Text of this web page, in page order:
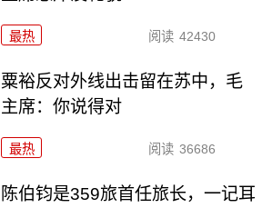
最热 阅读 42430
粟裕反对外线出击留在苏中，毛
主席：你说得对
最热 阅读 36686
陈伯钧是359旅首任旅长，一记耳